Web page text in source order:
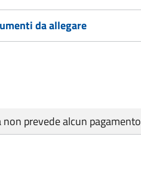
da allegare
prevede alcun pagamento